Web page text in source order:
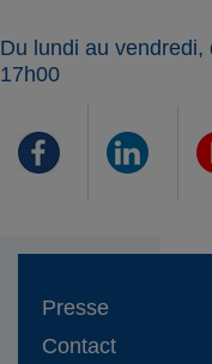
Du lundi au
17h00
Presse
Contact